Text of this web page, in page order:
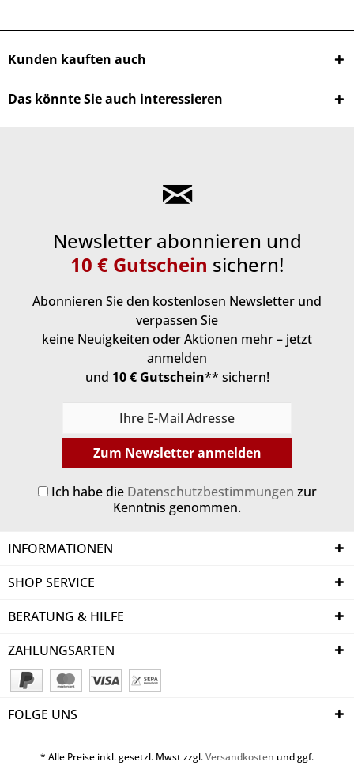
Kunden kauften auch
Das könnte Sie auch interessieren
Newsletter abonnieren und
10 € Gutschein sichern!
Abonnieren Sie den kostenlosen Newsletter und
verpassen Sie
keine Neuigkeiten oder Aktionen mehr – jetzt
anmelden
und 10 € Gutschein** sichern!
Zum Newsletter anmelden
Ich habe die Datenschutzbestimmungen zur
Kenntnis genommen.
INFORMATIONEN
SHOP SERVICE
BERATUNG & HILFE
ZAHLUNGSARTEN
FOLGE UNS
* Alle Preise inkl. gesetzl. Mwst zzgl.Versandkosten und ggf.